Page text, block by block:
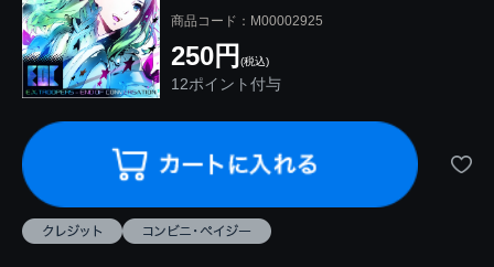
商品コード：M00002925
250円 (税込)
12ポイント付与